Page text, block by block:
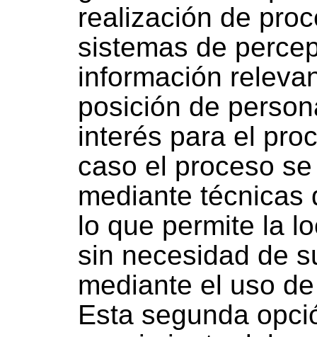
realización de
sistemas de
información
posición de
interés para el
caso el proceso
mediante técnicas
lo que permite la
sin necesidad de
mediante el uso
Esta segunda